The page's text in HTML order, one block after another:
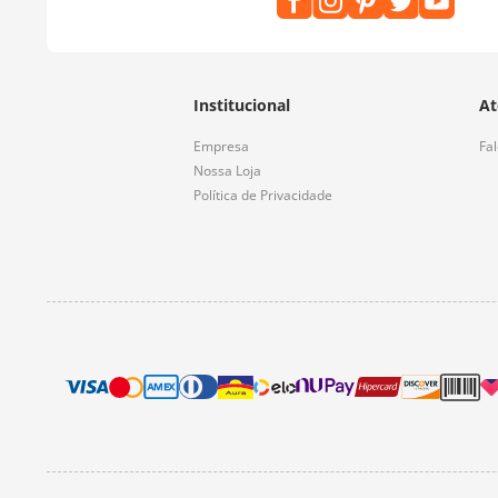
Institucional
Empresa
Nossa Loja
Política de Privacidade